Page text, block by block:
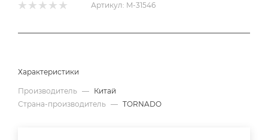
Артикул: M-31546
Характеристики
Производитель — Китай
Страна-производитель — TORNADO